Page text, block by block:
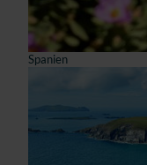
Spanien